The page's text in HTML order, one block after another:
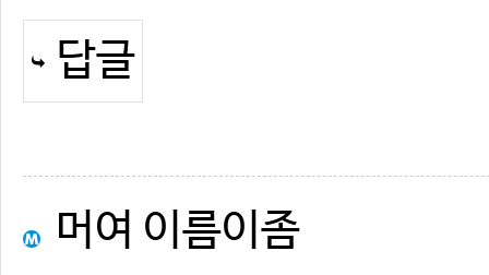
답글
머여 이름이좀